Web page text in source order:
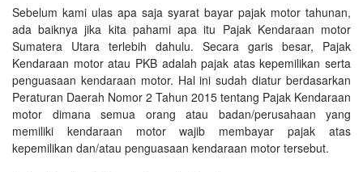
Sebelum kami ulas apa saja syarat bayar pajak motor tahunan,
ada baiknya jika kita pahami apa itu Pajak Kendaraan motor
Sumatera Utara terlebih dahulu. Secara garis besar, Pajak
Kendaraan motor atau PKB adalah pajak atas kepemilikan serta
penguasaan kendaraan motor. Hal ini sudah diatur berdasarkan
Peraturan Daerah Nomor 2 Tahun 2015 tentang Pajak Kendaraan
motor dimana semua orang atau badan/perusahaan yang
memiliki kendaraan motor wajib membayar pajak atas
kepemilikan dan/atau penguasaan kendaraan motor tersebut.